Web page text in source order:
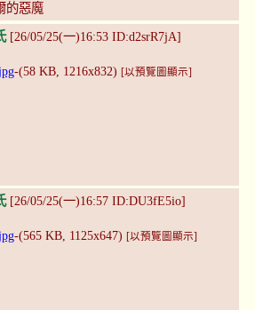
的惡魔
[26/05/25(一)16:53 ID:d2srR7jA]
-(58 KB, 1216x832) [以預覽圖顯示]
[26/05/25(一)16:57 ID:DU3fE5io]
-(565 KB, 1125x647) [以預覽圖顯示]